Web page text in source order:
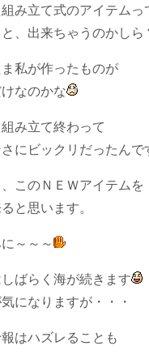
み立て式のアイテムっ
、出来ちゃうのかしら
ま私が作ったものが
なのかな
み立て終わって
にビックリだったんで
このＮＥＷアイテムを
と思います。
～～～
ばらく海が続きます
になりますが・・・
はハズレることも